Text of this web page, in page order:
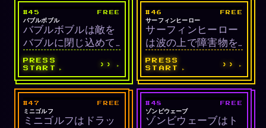
アーケード LIVE
#45 FREE
バブルボブル
バブルボブルは敵を
バブルに閉じ込めて
弾けさせるクラシッ
クプラットフォーマ
ーです。
PRESS
START
››
アーケード/ランナ
ー
LIVE
#46 FREE
サーフィンヒーロー
サーフィンヒーロー
は波の上で障害物を
避けトリックを決め
ながら無限に進むサ
ーフィンアーケード
です。空中で再びジ
ャンプキーを押すと
回転トリック、回転
PRESS
START
››
スポーツ/物理 LIVE
#47 FREE
ミニゴルフ
ミニゴルフはドラッ
シューティング/サ
バイバル
LIVE
#48 FREE
ゾンビウェーブ
ゾンビウェーブはト